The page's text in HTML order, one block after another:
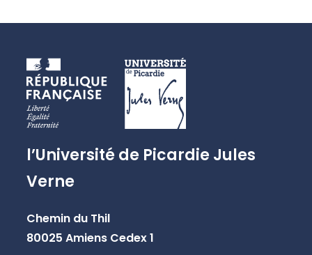
l’Université de Picardie Jules
Verne
Chemin du Thil
80025 Amiens Cedex 1